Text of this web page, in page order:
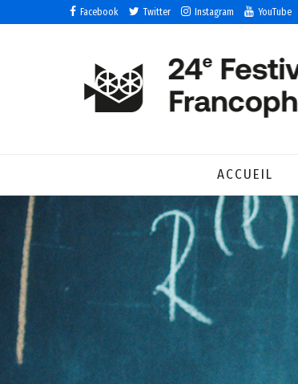
Facebook Twitter Instagram YouTube
ACCUEIL